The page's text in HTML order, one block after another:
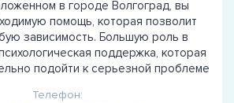
в городе Волгоград, вы
помощь, которая позволит
зависимость. Большую роль в
поддержка, которая
подойти к серьезной проблеме
Телефон: